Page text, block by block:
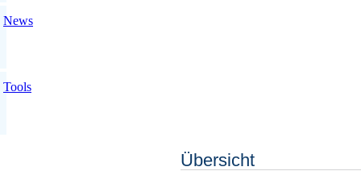
News
Tools
Übersicht